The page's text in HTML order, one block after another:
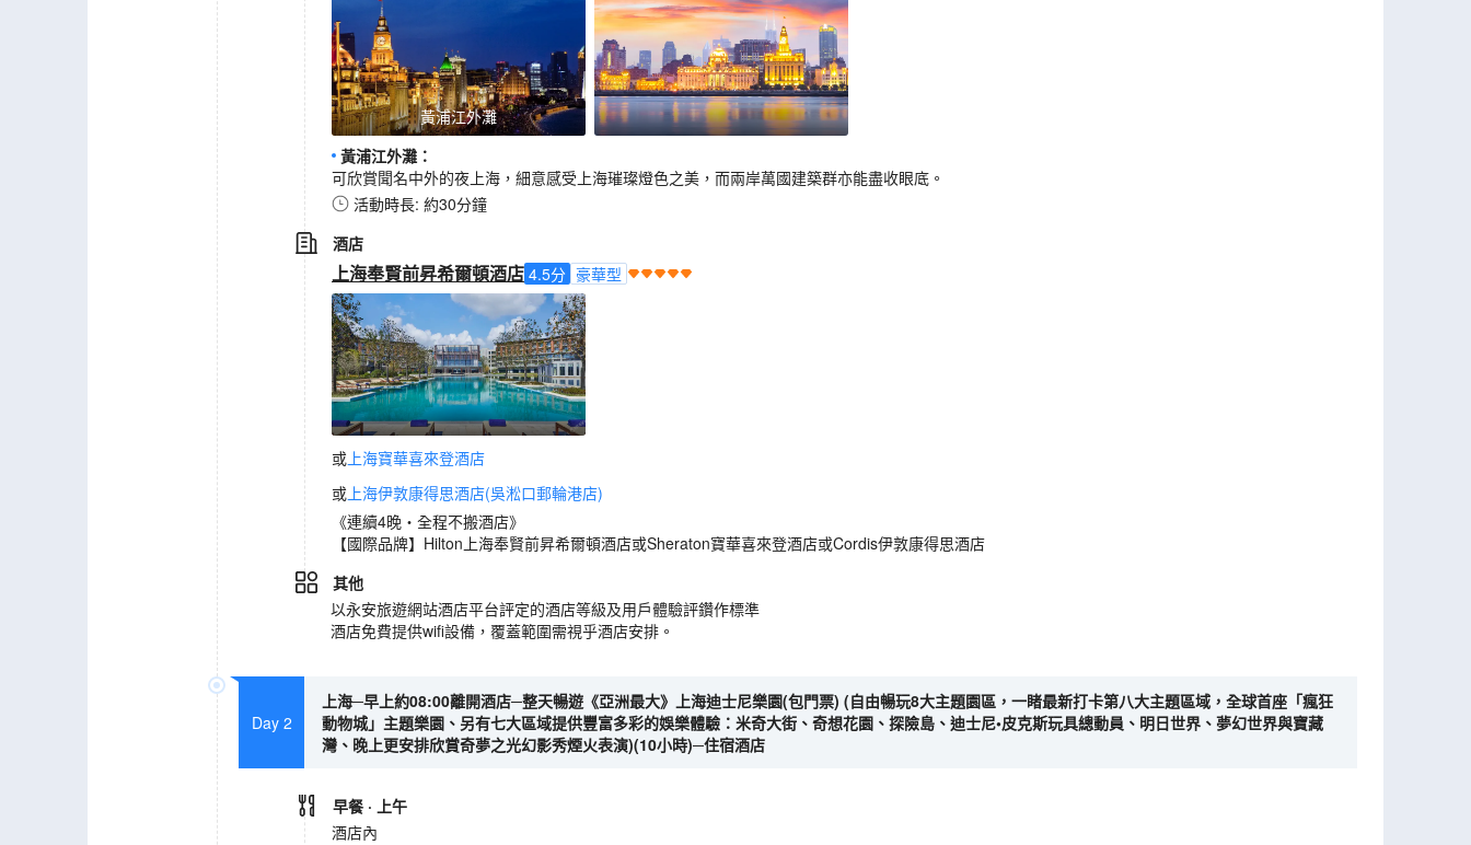
黃浦江外灘
黃浦江外灘 ：
可欣賞聞名中外的夜上海，細意感受上海璀璨燈色之美，而兩岸萬國建築群亦能盡收眼底。
活動時長: 約30分鐘
酒店
上海奉賢前昇希爾頓酒店 4.5分 豪華型
或 上海寶華喜來登酒店
或 上海伊敦康得思酒店(吳淞口郵輪港店)
《連續4晚‧全程不搬酒店》
【國際品牌】Hilton上海奉賢前昇希爾頓酒店或Sheraton寶華喜來登酒店或Cordis伊敦康得思酒店
其他
以永安旅遊網站酒店平台評定的酒店等級及用戶體驗評鑽作標準
酒店免費提供wifi設備，覆蓋範圍需視乎酒店安排。
Day 2
上海─早上約08:00離開酒店─整天暢遊《亞洲最大》上海迪士尼樂園(包門票) (自由暢玩8大主題園區，一睹最新打卡第八大主題區域，全球首座「瘋狂
動物城」主題樂園、另有七大區域提供豐富多彩的娛樂體驗：米奇大街、奇想花園、探險島、迪士尼•皮克斯玩具總動員、明日世界、夢幻世界與寶藏
灣、晚上更安排欣賞奇夢之光幻影秀煙火表演)(10小時)─住宿酒店
早餐 · 上午
酒店內